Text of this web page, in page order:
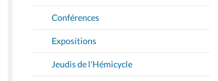
Conférences
Expositions
Jeudis de l'Hémicycle